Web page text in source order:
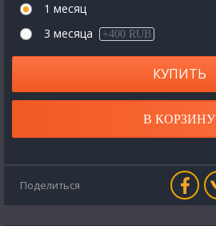
1 месяц
3 месяца
+400 RUB
КУПИТЬ
В КОРЗИНУ
Поделиться